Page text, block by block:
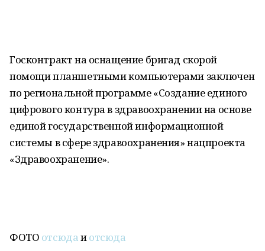
Госконтракт на оснащение бригад скорой
помощи планшетными компьютерами заключен
по региональной программе «Создание единого
цифрового контура в здравоохранении на основе
единой государственной информационной
системы в сфере здравоохранения» нацпроекта
«Здравоохранение».
ФОТО отсюдаиотсюда